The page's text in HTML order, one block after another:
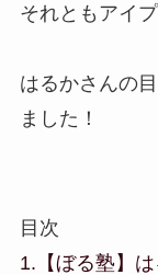
それとも アイ
はるかさんの
ました！
目次
1.【ぼる塾】